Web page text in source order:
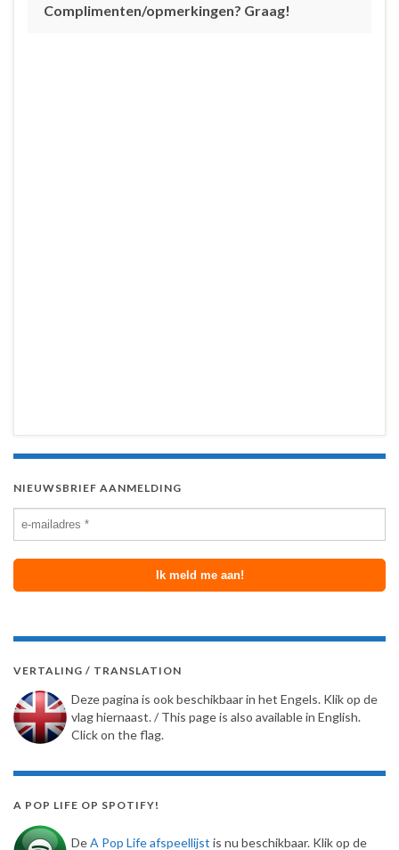
Complimenten/opmerkingen? Graag!
NIEUWSBRIEF AANMELDING
VERTALING / TRANSLATION
Deze pagina is ook beschikbaar in het Engels. Klik op de
vlag hiernaast. / This page is also available in English.
Click on the flag.
A POP LIFE OP SPOTIFY!
DeA Pop Life afspeellijst is nu beschikbaar. Klik op de